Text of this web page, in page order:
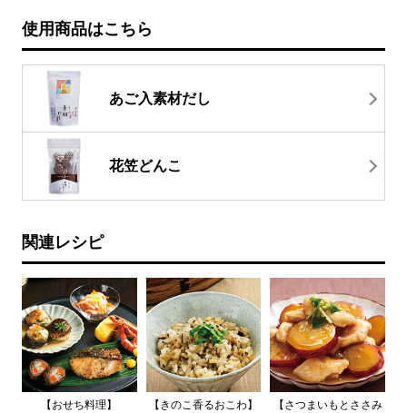
使用商品はこちら
あご入素材だし
花笠どんこ
関連レシピ
【おせち料理】
【きのこ香るおこわ】
【さつまいもとささみ